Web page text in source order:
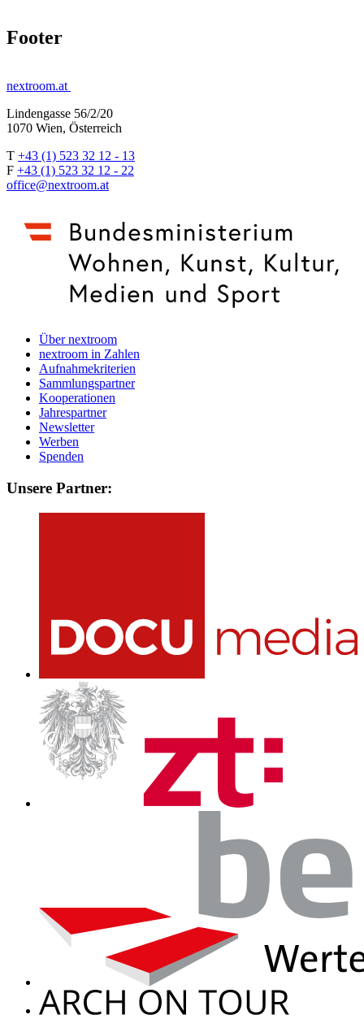
Footer
nextroom.at
Lindengasse 56/2/20
1070 Wien, Österreich
T +43 (1) 523 32 12 - 13
F +43 (1) 523 32 12 - 22
office@nextroom.at
Über nextroom
nextroom in Zahlen
Aufnahmekriterien
Sammlungspartner
Kooperationen
Jahrespartner
Newsletter
Werben
Spenden
Unsere Partner: